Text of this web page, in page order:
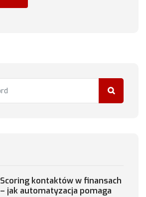
Scoring kontaktów w finansach
– jak automatyzacja pomaga